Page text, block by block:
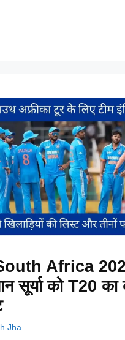
Africa
सूर्या को T20
Jha